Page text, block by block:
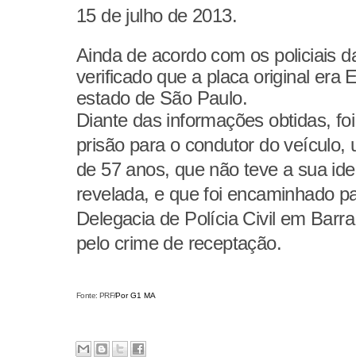
15 de julho de 2013.
Ainda de acordo com os policiais
verificado que a placa original era
estado de São Paulo.
Diante das informações obtidas,
prisão para o condutor do veículo,
de 57 anos, que não teve a sua
revelada, e que foi encaminhado
Delegacia de Polícia Civil em
pelo crime de receptação.
Fonte: PRF/Por G1 MA